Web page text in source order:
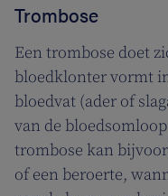
Trombose
Een trombose doet
bloedklonter vormt
bloedvat (ader of
van de
trombose kan
of een beroerte,